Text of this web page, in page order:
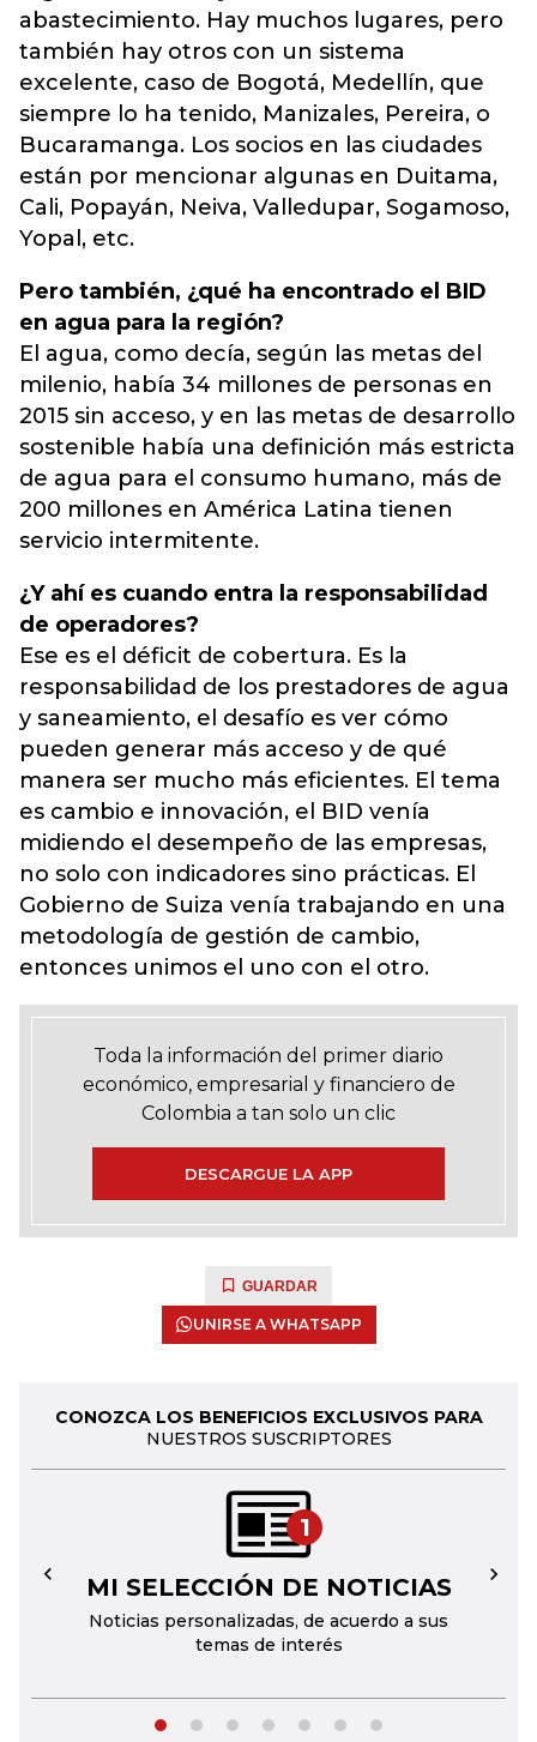
abastecimiento. Hay muchos lugares, pero
también hay otros con un sistema
excelente, caso de Bogotá, Medellín, que
siempre lo ha tenido, Manizales, Pereira, o
Bucaramanga. Los socios en las ciudades
están por mencionar algunas en Duitama,
Cali, Popayán, Neiva, Valledupar, Sogamoso,
Yopal, etc.
Pero también, ¿qué ha encontrado el BID
en agua para la región?
El agua, como decía, según las metas del
milenio, había 34 millones de personas en
2015 sin acceso, y en las metas de desarrollo
sostenible había una definición más estricta
de agua para el consumo humano, más de
200 millones en América Latina tienen
servicio intermitente.
¿Y ahí es cuando entra la responsabilidad
de operadores?
Ese es el déficit de cobertura. Es la
responsabilidad de los prestadores de agua
y saneamiento, el desafío es ver cómo
pueden generar más acceso y de qué
manera ser mucho más eficientes. El tema
es cambio e innovación, el BID venía
midiendo el desempeño de las empresas,
no solo con indicadores sino prácticas. El
Gobierno de Suiza venía trabajando en una
metodología de gestión de cambio,
entonces unimos el uno con el otro.
Toda la información del primer diario
económico, empresarial y financiero de
Colombia a tan solo un clic
DESCARGUE LA APP
GUARDAR
UNIRSE A WHATSAPP
CONOZCA LOS BENEFICIOS EXCLUSIVOS PARA
NUESTROS SUSCRIPTORES
1
MI SELECCIÓN DE NOTICIAS
Noticias personalizadas, de acuerdo a sus
temas de interés
← →